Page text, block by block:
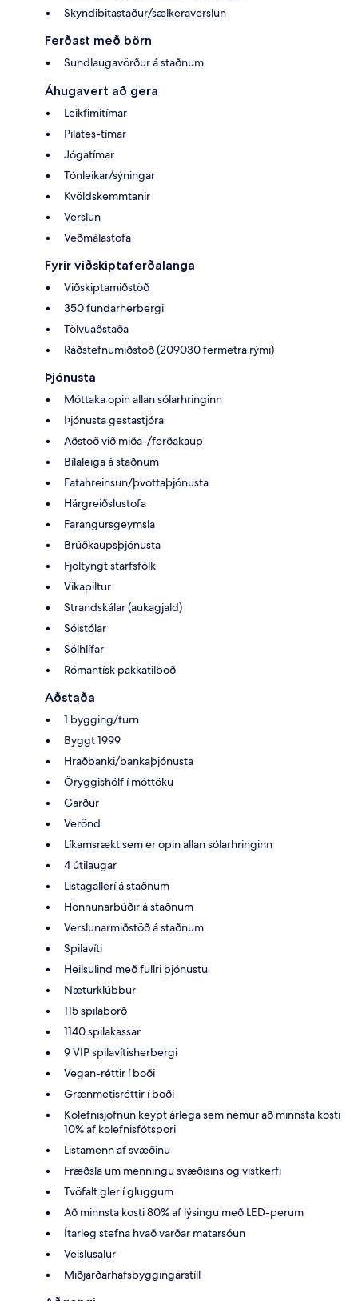
Skyndibitastaður/sælkeraverslun
Ferðast með börn
Sundlaugavörður á staðnum
Áhugavert að gera
Leikfimitímar
Pilates-tímar
Jógatímar
Tónleikar/sýningar
Kvöldskemmtanir
Verslun
Veðmálastofa
Fyrir viðskiptaferðalanga
Viðskiptamiðstöð
350 fundarherbergi
Tölvuaðstaða
Ráðstefnumiðstöð (209030 fermetra rými)
Þjónusta
Móttaka opin allan sólarhringinn
Þjónusta gestastjóra
Aðstoð við miða-/ferðakaup
Bílaleiga á staðnum
Fatahreinsun/þvottaþjónusta
Hárgreiðslustofa
Farangursgeymsla
Brúðkaupsþjónusta
Fjöltyngt starfsfólk
Vikapiltur
Strandskálar (aukagjald)
Sólstólar
Sólhlífar
Rómantísk pakkatilboð
Aðstaða
1 bygging/turn
Byggt 1999
Hraðbanki/bankaþjónusta
Öryggishólf í móttöku
Garður
Verönd
Líkamsrækt sem er opin allan sólarhringinn
4 útilaugar
Listagallerí á staðnum
Hönnunarbúðir á staðnum
Verslunarmiðstöð á staðnum
Spilavíti
Heilsulind með fullri þjónustu
Næturklúbbur
115 spilaborð
1140 spilakassar
9 VIP spilavítisherbergi
Vegan-réttir í boði
Grænmetisréttir í boði
Kolefnisjöfnun keypt árlega sem nemur að minnsta kosti
10% af kolefnisfótspori
Listamenn af svæðinu
Fræðsla um menningu svæðisins og vistkerfi
Tvöfalt gler í gluggum
Að minnsta kosti 80% af lýsingu með LED-perum
Ítarleg stefna hvað varðar matarsóun
Veislusalur
Miðjarðarhafsbyggingarstíll